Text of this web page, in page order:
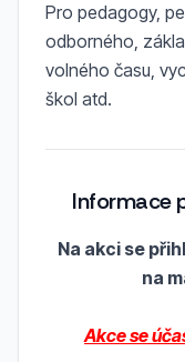
Pro pedagogy,
odborného,
volného času,
škol atd.
Informace
Na akci se
na
Akce se